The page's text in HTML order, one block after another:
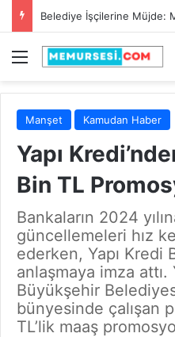
Menü
Manşet Kamudan Haber
Yapı
Bin TL
Bankaların 2024
güncellemeleri hız
ederken, Yapı Kredi
anlaşmaya imza attı.
Büyükşehir
bünyesinde çalışan
TL’lik maaş